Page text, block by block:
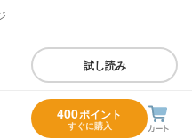
試し読み
400ポイント
すぐに購入